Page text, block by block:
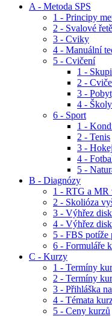
A - Metoda SPS
1 - Principy
2 - Svalové
3 - Cviky
4 - Manuální
5 - Cvičení
1 -
2 -
3 -
4 -
6 - Sport
1 -
2 - Tenis
3 - Hokej
4 -
5 -
B - Diagnózy
1 - RTG a MR
2 - Skolióza
3 - Výhřez
4 - Výhřez
5 - FBS potíže
6 - Formuláře
C - Kurzy
1 - Termíny
2 - Termíny
3 - Přihláška
4 - Témata
5 - Ceny kurzů